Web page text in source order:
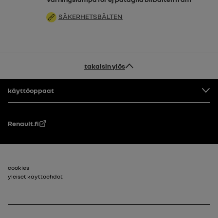
SÄKERHETSBÄLTEN
takaisin ylös
Alatunniste
käyttöoppaat
Renault.fi
Footer_2
cookies
yleiset käyttöehdot